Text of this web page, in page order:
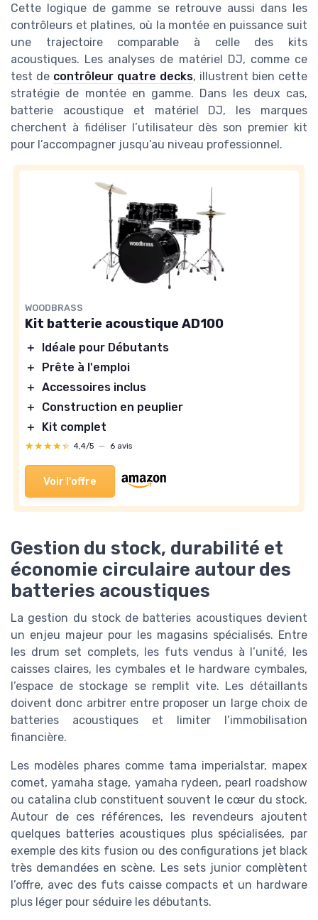
Cette logique de gamme se retrouve aussi dans les
contrôleurs et platines, où la montée en puissance suit
une trajectoire comparable à celle des kits
acoustiques. Les analyses de matériel DJ, comme ce
test de contrôleur quatre decks, illustrent bien cette
stratégie de montée en gamme. Dans les deux cas,
batterie acoustique et matériel DJ, les marques
cherchent à fidéliser l’utilisateur dès son premier kit
pour l’accompagner jusqu’au niveau professionnel.
WOODBRASS
Kit batterie acoustique AD100
＋
Idéale pour Débutants
＋
Prête à l'emploi
＋ Accessoires inclus
＋
Construction en peuplier
＋
Kit complet
★★★★★
★★★★★ 4,4/5 — 6 avis
Voir l'offre
Gestion du stock, durabilité et
économie circulaire autour des
batteries acoustiques
La gestion du stock de batteries acoustiques devient
un enjeu majeur pour les magasins spécialisés. Entre
les drum set complets, les futs vendus à l’unité, les
caisses claires, les cymbales et le hardware cymbales,
l’espace de stockage se remplit vite. Les détaillants
doivent donc arbitrer entre proposer un large choix de
batteries acoustiques et limiter l’immobilisation
financière.
Les modèles phares comme tama imperialstar, mapex
comet, yamaha stage, yamaha rydeen, pearl roadshow
ou catalina club constituent souvent le cœur du stock.
Autour de ces références, les revendeurs ajoutent
quelques batteries acoustiques plus spécialisées, par
exemple des kits fusion ou des configurations jet black
très demandées en scène. Les sets junior complètent
l’offre, avec des futs caisse compacts et un hardware
plus léger pour séduire les débutants.